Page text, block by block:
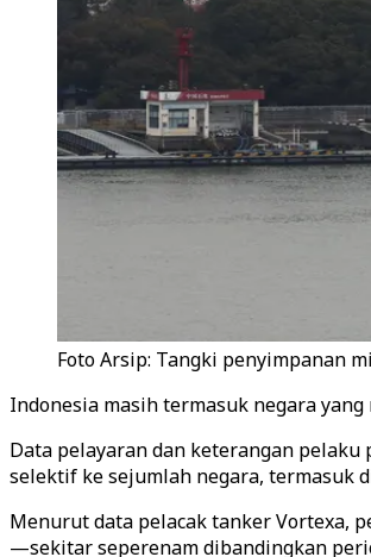
Foto Arsip: Tangki penyimpanan
Indonesia masih termasuk negara
Data pelayaran dan keterangan
selektif ke sejumlah negara, termasuk
Menurut data pelacak tanker Vortexa,
—sekitar seperenam dibandingkan